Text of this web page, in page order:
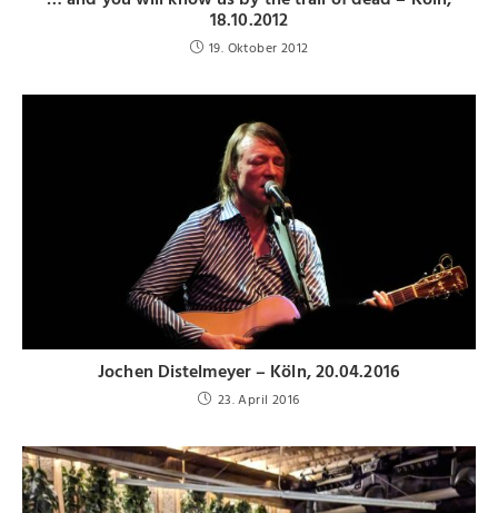
18.10.2012
19. Oktober 2012
Jochen Distelmeyer – Köln, 20.04.2016
23. April 2016